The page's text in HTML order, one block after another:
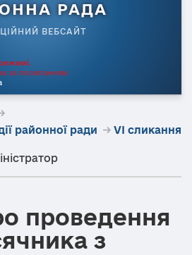
РАДА
ВЕБСАЙТ
за посиланням
районної ради → VI сликання
проведення
з